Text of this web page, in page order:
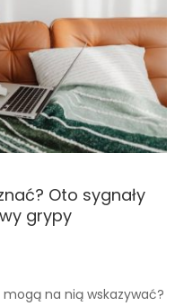
Oto sygnały
grypy
na nią wskazywać?